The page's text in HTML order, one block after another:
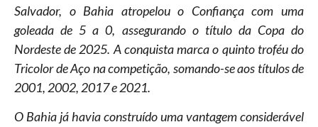
Salvador, o Bahia atropelou o Confiança com uma
goleada de 5 a 0, assegurando o título da Copa do
Nordeste de 2025. A conquista marca o quinto troféu do
Tricolor de Aço na competição, somando-se aos títulos de
2001, 2002, 2017 e 2021.
O Bahia já havia construído uma vantagem considerável